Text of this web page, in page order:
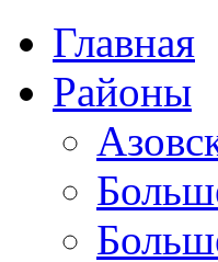
Главная
Районы